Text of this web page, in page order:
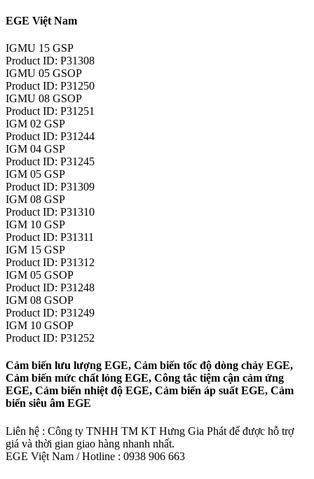
EGE Việt Nam
IGMU 15 GSP
Product ID: P31308
IGMU 05 GSOP
Product ID: P31250
IGMU 08 GSOP
Product ID: P31251
IGM 02 GSP
Product ID: P31244
IGM 04 GSP
Product ID: P31245
IGM 05 GSP
Product ID: P31309
IGM 08 GSP
Product ID: P31310
IGM 10 GSP
Product ID: P31311
IGM 15 GSP
Product ID: P31312
IGM 05 GSOP
Product ID: P31248
IGM 08 GSOP
Product ID: P31249
IGM 10 GSOP
Product ID: P31252
Cảm biến lưu lượng EGE, Cảm biến tốc độ dòng chảy EGE,
Cảm biến mức chất lỏng EGE, Công tắc tiệm cận cảm ứng
EGE, Cảm biến nhiệt độ EGE, Cảm biến áp suất EGE, Cảm
biến siêu âm EGE
Liên hệ : Công ty TNHH TM KT Hưng Gia Phát để được hỗ trợ
giá và thời gian giao hàng nhanh nhất.
EGE Việt Nam / Hotline : 0938 906 663